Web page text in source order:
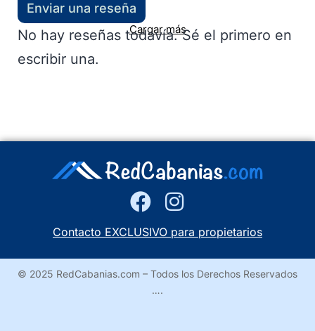
Cargar más
Enviar una reseña
No hay reseñas todavía. Sé el primero en
escribir una.
Contacto EXCLUSIVO para propietarios
© 2025 RedCabanias.com – Todos los Derechos Reservados
….